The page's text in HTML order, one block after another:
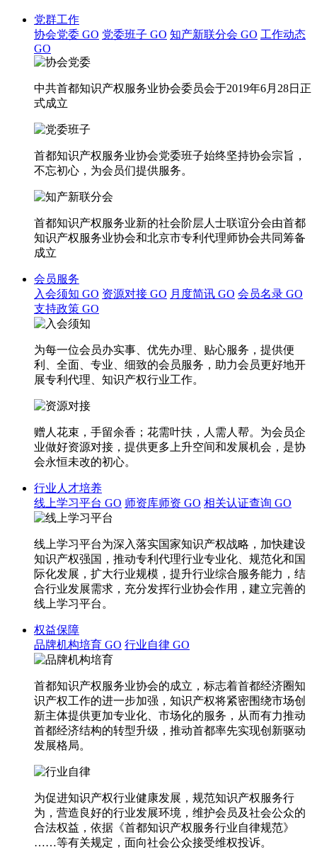
党群工作
协会党委 GO 党委班子 GO 知产新联分会 GO 工作动态
GO
中共首都知识产权服务业协会委员会于2019年6月28日正
式成立
首都知识产权服务业协会党委班子始终坚持协会宗旨，
不忘初心，为会员们提供服务。
首都知识产权服务业新的社会阶层人士联谊分会由首都
知识产权服务业协会和北京市专利代理师协会共同筹备
成立
会员服务
入会须知 GO 资源对接 GO 月度简讯 GO 会员名录 GO
支持政策 GO
为每一位会员办实事、优先办理、贴心服务，提供便
利、全面、专业、细致的会员服务，助力会员更好地开
展专利代理、知识产权行业工作。
赠人花束，手留余香；花需叶扶，人需人帮。为会员企
业做好资源对接，提供更多上升空间和发展机会，是协
会永恒未改的初心。
行业人才培养
线上学习平台 GO 师资库师资 GO 相关认证查询 GO
线上学习平台为深入落实国家知识产权战略，加快建设
知识产权强国，推动专利代理行业专业化、规范化和国
际化发展，扩大行业规模，提升行业综合服务能力，结
合行业发展需求，充分发挥行业协会作用，建立完善的
线上学习平台。
权益保障
品牌机构培育 GO 行业自律 GO
首都知识产权服务业协会的成立，标志着首都经济圈知
识产权工作的进一步加强，知识产权将紧密围绕市场创
新主体提供更加专业化、市场化的服务，从而有力推动
首都经济结构的转型升级，推动首都率先实现创新驱动
发展格局。
为促进知识产权行业健康发展，规范知识产权服务行
为，营造良好的行业发展环境，维护会员及社会公众的
合法权益，依据《首都知识产权服务行业自律规范》
……等有关规定，面向社会公众接受维权投诉。